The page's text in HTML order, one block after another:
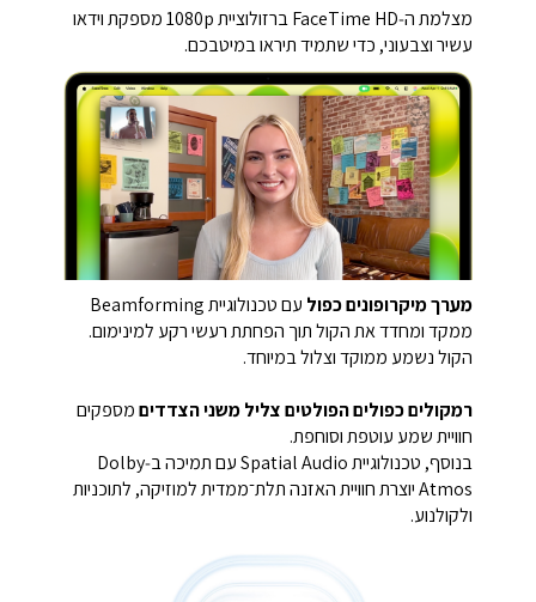
מצלמת ה‑FaceTime HD ברזולוציית ‎1080p‎ מספקת וידאו
עשיר וצבעוני, כדי שתמיד תיראו במיטבכם.
מערך מיקרופונים כפול
עם טכנולוגיית Beamforming
ממקד ומחדד את הקול תוך הפחתת רעשי רקע למינימום.
הקול נשמע ממוקד וצלול במיוחד.
רמקולים כפולים הפולטים צליל משני הצדדיםמספקים
חוויית שמע עוטפת וסוחפת.
בנוסף, טכנולוגיית Spatial Audio עם תמיכה ב‑Dolby
Atmos יוצרת חוויית האזנה תלת־ממדית למוזיקה, לתוכניות
ולקולנוע.